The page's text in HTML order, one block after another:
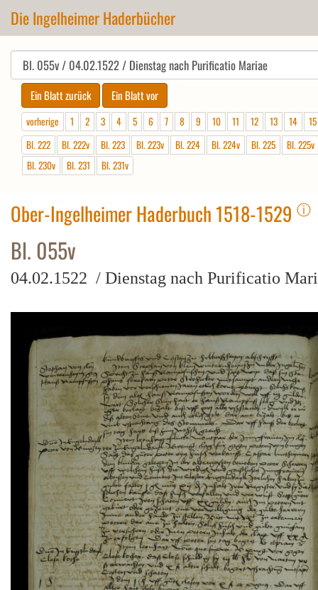
Die Ingelheimer Haderbücher
vorherige 1 2 3 4 5 6 7 8 9 10 11 12 13 14
15
Bl. 222
Bl. 222v Bl. 223 Bl. 223v Bl. 224 Bl. 224v Bl. 225
Bl. 225v
Bl. 230v
Bl. 231 Bl. 231v
Ober-Ingelheimer Haderbuch 1518-1529 ⓘ
Bl. 055v
04.02.1522 / Dienstag nach Purificatio